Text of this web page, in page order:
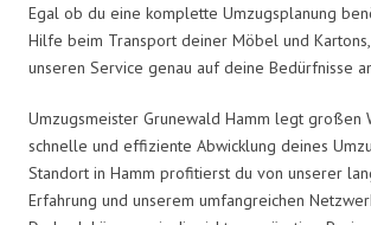
Egal ob du eine komplette Umzugsplanung
Hilfe beim Transport deiner Möbel und
unseren Service genau auf deine Bedürfnisse
Umzugsmeister Grunewald Hamm legt großen
schnelle und effiziente Abwicklung deines
Standort in Hamm profitierst du von unserer
Erfahrung und unserem umfangreichen